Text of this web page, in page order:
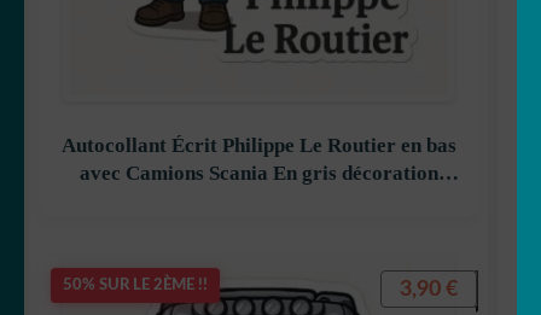
Autocollant Écrit Philippe Le Routier en bas
avec Camions Scania En gris décoration
50% SUR LE 2ÈME !! 3,90 €